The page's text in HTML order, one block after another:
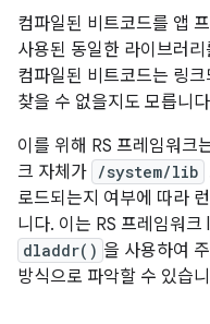
컴파일된 비트코드를 앱
사용된 동일한 라이브러
컴파일된 비트코드는 링
찾을 수 없을지도 모릅니
이를 위해 RS 프레임워크
크 자체가 /system/lib
로드되는지 여부에 따라
니다. 이는 RS 프레임워
dladdr() 을 사용하여
방식으로 파악할 수 있습